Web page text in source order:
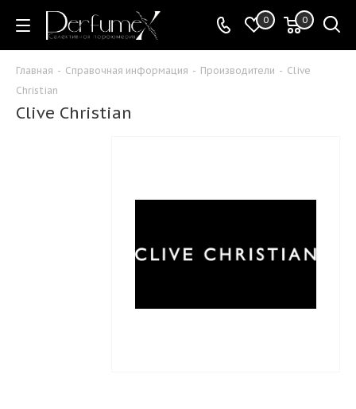
0 0
Главная - Справочная информация - Производители - Clive
Christian
Clive Christian